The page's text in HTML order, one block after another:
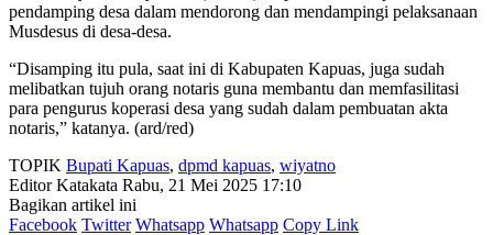
pendamping desa dalam mendorong dan mendampingi pelaksanaan
Musdesus di desa-desa.
“Disamping itu pula, saat ini di Kabupaten Kapuas, juga sudah
melibatkan tujuh orang notaris guna membantu dan memfasilitasi
para pengurus koperasi desa yang sudah dalam pembuatan akta
notaris,” katanya. (ard/red)
TOPIK Bupati Kapuas, dpmd kapuas, wiyatno
Editor Katakata Rabu, 21 Mei 2025 17:10
Bagikan artikel ini
Facebook Twitter Whatsapp Whatsapp Copy Link